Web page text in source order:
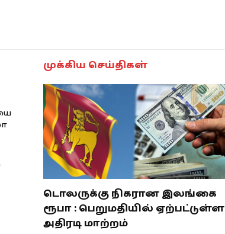
முக்கிய செய்திகள்
டொலருக்கு நிகரான இலங்கை
ரூபா : பெறுமதியில் ஏற்பட்டுள்ள
அதிரடி மாற்றம்